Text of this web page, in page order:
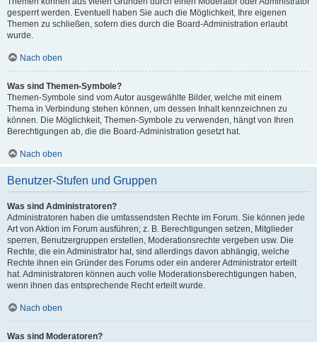
gesperrt werden. Eventuell haben Sie auch die Möglichkeit, Ihre eigenen
Themen zu schließen, sofern dies durch die Board-Administration erlaubt
wurde.
Nach oben
Was sind Themen-Symbole?
Themen-Symbole sind vom Autor ausgewählte Bilder, welche mit einem
Thema in Verbindung stehen können, um dessen Inhalt kennzeichnen zu
können. Die Möglichkeit, Themen-Symbole zu verwenden, hängt von Ihren
Berechtigungen ab, die die Board-Administration gesetzt hat.
Nach oben
Benutzer-Stufen und Gruppen
Was sind Administratoren?
Administratoren haben die umfassendsten Rechte im Forum. Sie können jede
Art von Aktion im Forum ausführen; z. B. Berechtigungen setzen, Mitglieder
sperren, Benutzergruppen erstellen, Moderationsrechte vergeben usw. Die
Rechte, die ein Administrator hat, sind allerdings davon abhängig, welche
Rechte ihnen ein Gründer des Forums oder ein anderer Administrator erteilt
hat. Administratoren können auch volle Moderationsberechtigungen haben,
wenn ihnen das entsprechende Recht erteilt wurde.
Nach oben
Was sind Moderatoren?